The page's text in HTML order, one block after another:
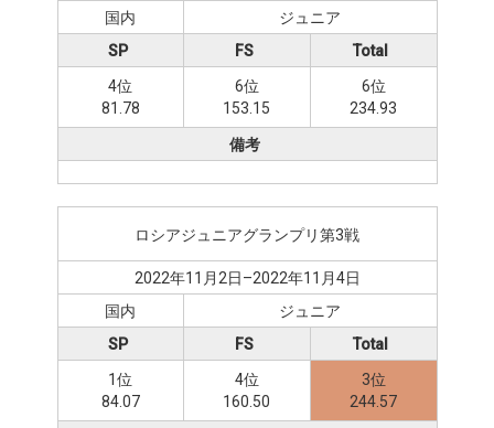
国内
ジュニア
SP
4位
81.78
FS
6位
153.15
Total
6位
234.93
備考
ロシアジュニアグランプリ第3戦
2022年11月2日–2022年11月4日
国内
ジュニア
SP
1位
84.07
FS
4位
160.50
Total
3位
244.57